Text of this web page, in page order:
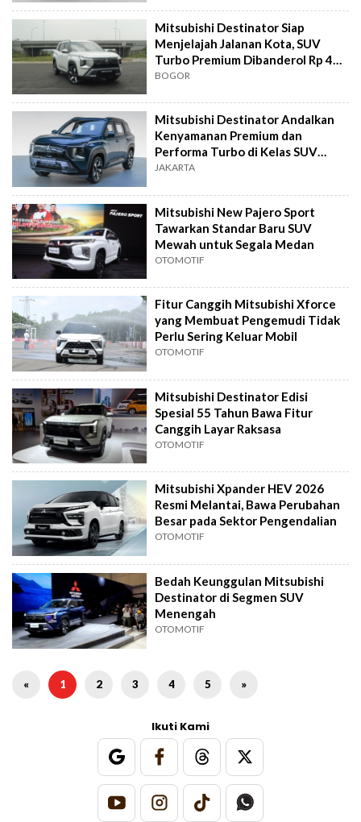
Mitsubishi Destinator Siap
Menjelajah Jalanan Kota, SUV
Turbo Premium Dibanderol Rp 420
Jutaan
BOGOR
Mitsubishi Destinator Andalkan
Kenyamanan Premium dan
Performa Turbo di Kelas SUV
Keluarga
JAKARTA
Mitsubishi New Pajero Sport
Tawarkan Standar Baru SUV
Mewah untuk Segala Medan
OTOMOTIF
Fitur Canggih Mitsubishi Xforce
yang Membuat Pengemudi Tidak
Perlu Sering Keluar Mobil
OTOMOTIF
Mitsubishi Destinator Edisi
Spesial 55 Tahun Bawa Fitur
Canggih Layar Raksasa
OTOMOTIF
Mitsubishi Xpander HEV 2026
Resmi Melantai, Bawa Perubahan
Besar pada Sektor Pengendalian
OTOMOTIF
Bedah Keunggulan Mitsubishi
Destinator di Segmen SUV
Menengah
OTOMOTIF
« 1 2 3 4 5 »
Ikuti Kami